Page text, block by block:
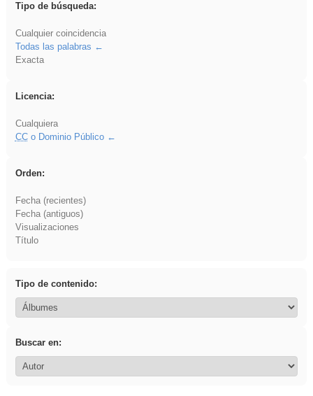
Tipo de búsqueda:
Cualquier coincidencia
Todas las palabras
Exacta
Licencia:
Cualquiera
CCo Dominio Público
Orden:
Fecha (recientes)
Fecha (antiguos)
Visualizaciones
Título
Tipo de contenido:
Buscar en: